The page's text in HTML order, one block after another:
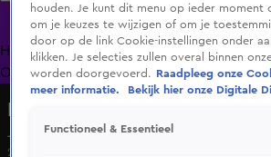
HomeUitzending Gemist Programma's
OranjezomerLivestreamsShop
Johan bestelt kerstbomen, krijgt
22 mei 2025, 20:30
houden. Je kunt dit menu op ieder moment
om je keuzes te wijzigen of om je
door op de link Cookie-instellingen onder
klikken. Je selecties zullen overal binnen
worden doorgevoerd.
Raadpleeg onze
meer informatie.
Bekijk hier onze Digitale
Functioneel & Essentieel